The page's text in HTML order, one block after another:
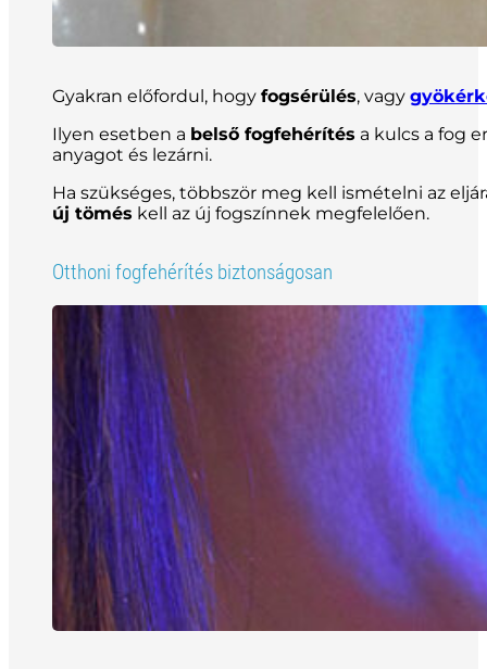
Gyakran előfordul, hogy fogsérülés, vagy
Ilyen esetben a belső fogfehérítés a kulcs a fog
anyagot és lezárni.
Ha szükséges, többször meg kell ismételni az
új tömés kell az új fogszínnek megfelelően.
Otthoni fogfehérítés biztonságosan